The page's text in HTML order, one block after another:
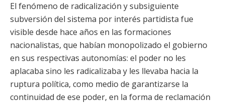
El fenómeno de radicalización y subsiguiente
subversión del sistema por interés partidista fue
visible desde hace años en las formaciones
nacionalistas, que habían monopolizado el gobierno
en sus respectivas autonomías: el poder no les
aplacaba sino les radicalizaba y les llevaba hacia la
ruptura política, como medio de garantizarse la
continuidad de ese poder, en la forma de reclamación